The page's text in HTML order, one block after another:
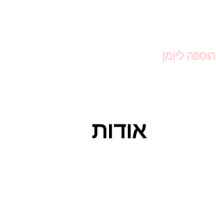
הוספה ליומן
אודות